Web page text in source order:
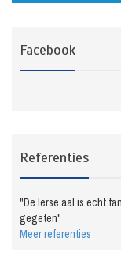
Facebook
Referenties
"De Ierse aal is echt
gegeten"
Meer referenties